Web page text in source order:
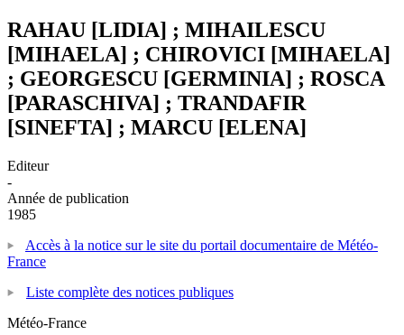
RAHAU [LIDIA] ; MIHAILESCU
[MIHAELA] ; CHIROVICI [MIHAELA]
; GEORGESCU [GERMINIA] ; ROSCA
[PARASCHIVA] ; TRANDAFIR
[SINEFTA] ; MARCU [ELENA]
Editeur
-
Année de publication
1985
Accès à la notice sur le site du portail documentaire de Météo-
France
Liste complète des notices publiques
Météo-France